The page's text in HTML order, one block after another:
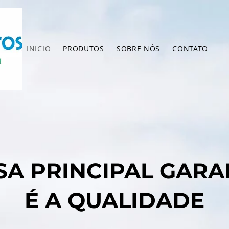
INICIO PRODUTOS SOBRE NÓS CONTATO
PRINCIPAL
É A QUALIDADE